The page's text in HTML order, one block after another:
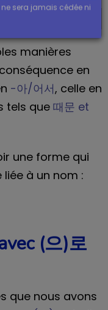
인해 / 으로 인해서
manières
en
-아/어서, celle en
tels que때문 et
une forme qui
à un nom :
(으)로
que nous avons
!